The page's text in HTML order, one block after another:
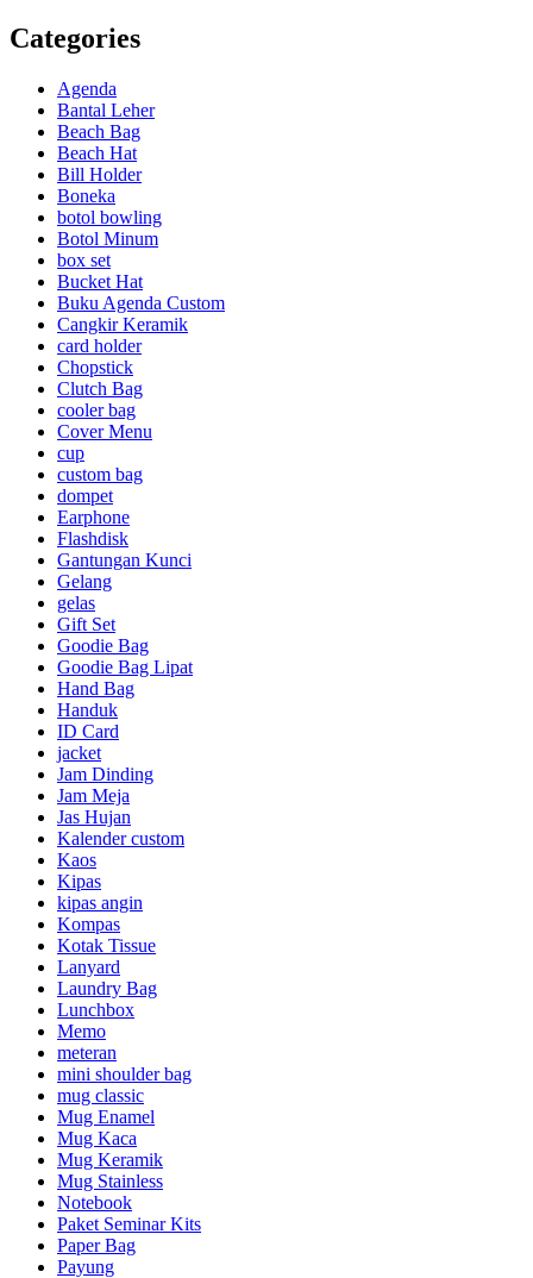
Categories
Agenda
Bantal Leher
Beach Bag
Beach Hat
Bill Holder
Boneka
botol bowling
Botol Minum
box set
Bucket Hat
Buku Agenda Custom
Cangkir Keramik
card holder
Chopstick
Clutch Bag
cooler bag
Cover Menu
cup
custom bag
dompet
Earphone
Flashdisk
Gantungan Kunci
Gelang
gelas
Gift Set
Goodie Bag
Goodie Bag Lipat
Hand Bag
Handuk
ID Card
jacket
Jam Dinding
Jam Meja
Jas Hujan
Kalender custom
Kaos
Kipas
kipas angin
Kompas
Kotak Tissue
Lanyard
Laundry Bag
Lunchbox
Memo
meteran
mini shoulder bag
mug classic
Mug Enamel
Mug Kaca
Mug Keramik
Mug Stainless
Notebook
Paket Seminar Kits
Paper Bag
Payung